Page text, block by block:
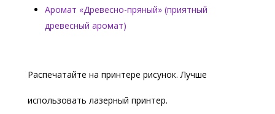
Аромат «Древесно-пряный» (приятный
древесный аромат)
Распечатайте на принтере рисунок. Лучше
использовать лазерный принтер.